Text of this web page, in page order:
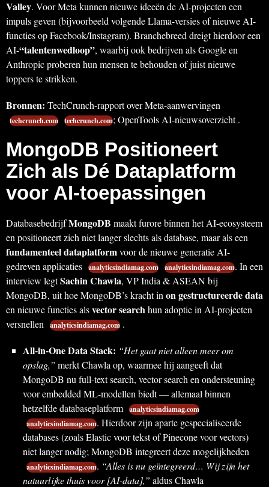
Valley. Voor Meta kunnen nieuwe ideeën de AI-projecten een
impuls geven (bijvoorbeeld volgende Llama-versies of nieuwe AI-
functies op Facebook/Instagram). Branchebreed dreigt hierdoor een
AI-“talentenwedloop”, waarbij ook bedrijven als Google en
Anthropic proberen hun mensen te behouden of juist nieuwe
toppers te strikken.
Bronnen: TechCrunch-rapport over Meta-aanwervingen
techcrunch.com techcrunch.com; OpenTools AI-nieuwsoverzicht .
MongoDB Positioneert
Zich als Dé Dataplatform
voor AI-toepassingen
DatabasebedrijfMongoDB maakt furore binnen het AI-ecosysteem
en positioneert zich niet langer slechts als database, maar als een
fundamenteel dataplatformvoor de nieuwe generatie AI-
gedreven applicaties analyticsindiamag.com analyticsindiamag.com. In een
interview legtSachin Chawla, VP India & ASEAN bij
MongoDB, uit hoe MongoDB’s kracht in on gestructureerde data
en nieuwe functies alsvector searchhun adoptie in AI-projecten
versnellen
analyticsindiamag.com .
All-in-One Data Stack: “Het gaat niet alleen meer om
opslag,” merkt Chawla op, waarmee hij aangeeft dat
MongoDB nu full-text search, vector search en ondersteuning
voor embedded ML-modellen biedt — allemaal binnen
hetzelfde databaseplatform analyticsindiamag.com
analyticsindiamag.com. Hierdoor zijn aparte gespecialiseerde
databases (zoals Elastic voor tekst of Pinecone voor vectors)
niet langer nodig; MongoDB integreert deze mogelijkheden
analyticsindiamag.com. “Alles is nu geïntegreerd… Wij zijn het
natuurlijke thuis voor [AI-data],” aldus Chawla